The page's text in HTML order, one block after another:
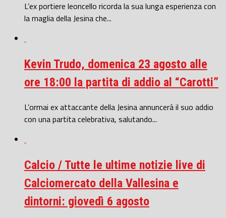
L’ex portiere leoncello ricorda la sua lunga esperienza con
la maglia della Jesina che...
Kevin Trudo, domenica 23 agosto alle
ore 18:00 la partita di addio al “Carotti”
L’ormai ex attaccante della Jesina annuncerà il suo addio
con una partita celebrativa, salutando...
Calcio / Tutte le ultime notizie live di
Calciomercato della Vallesina e
dintorni: giovedì 6 agosto